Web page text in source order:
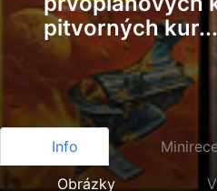
pitvorných kur...
Info
Obrázky